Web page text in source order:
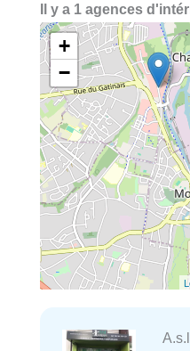
Il y a 1 agences
+
−